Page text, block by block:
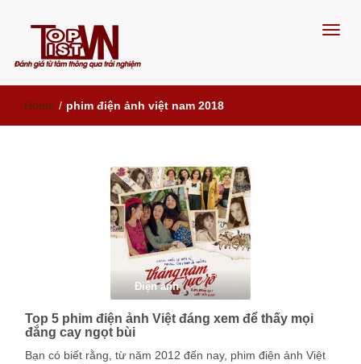
Đánh giá từ tâm, thông qua trải
nghiệm
Home / phim điện ảnh việt nam 2018
Điện ảnh
Top 5 phim điện ảnh Việt đáng xem để thấy mọi
đắng cay ngọt bùi
Bạn có biết rằng, từ năm 2012 đến nay, phim điện ảnh Việt